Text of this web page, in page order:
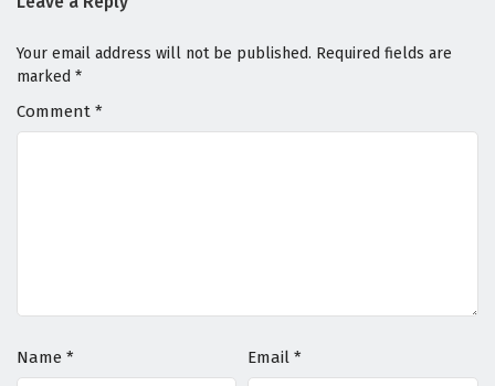
Your email address will not be published. Required fields are
marked *
Comment *
Name * Email *